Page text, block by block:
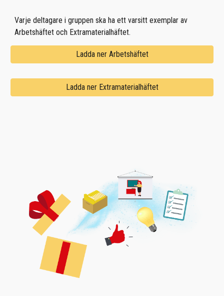
Varje deltagare i gruppen ska ha ett varsitt exemplar av
Arbetshäftet och Extramaterialhäftet.
Ladda ner Arbetshäftet
Ladda ner Extramaterialhäftet